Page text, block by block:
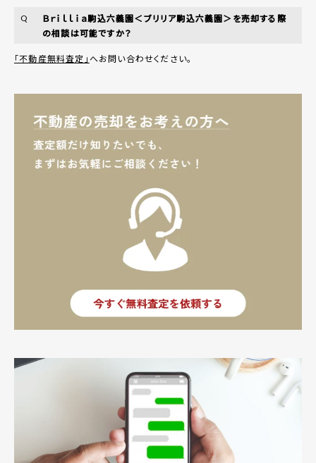
Q
Ｂｒｉｌｌｉａ駒込六義園＜ブリリア駒込六義園＞を売却する際
の相談は可能ですか？
「不動産無料査定」へお問い合わせください。